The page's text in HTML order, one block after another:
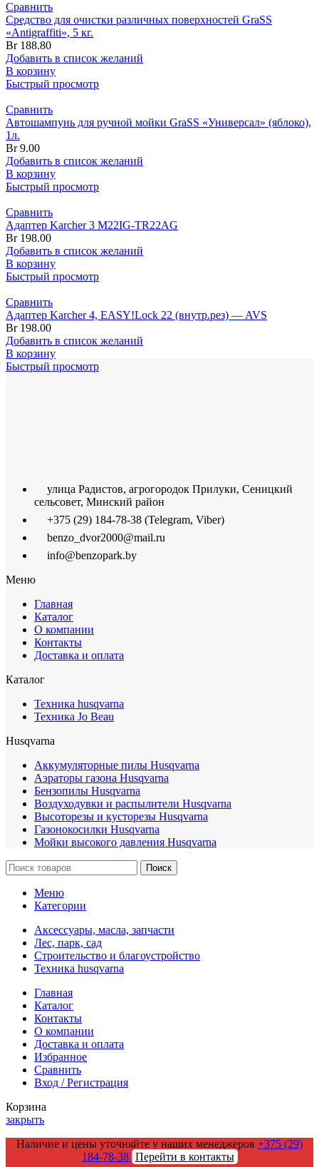
Сравнить
Средство для очистки различных поверхностей GraSS
«Antigraffiti», 5 кг.
Br188.80
Добавить в список желаний
В корзину
Быстрый просмотр
Сравнить
Автошампунь для ручной мойки GraSS «Универсал» (яблоко),
1л.
Br9.00
Добавить в список желаний
В корзину
Быстрый просмотр
Сравнить
Адаптер Karcher 3 M22IG-TR22AG
Br198.00
Добавить в список желаний
В корзину
Быстрый просмотр
Сравнить
Адаптер Karcher 4, EASY!Lock 22 (внутр.рез) — AVS
Br198.00
Добавить в список желаний
В корзину
Быстрый просмотр
улица Радистов, агрогородок Прилуки, Сеницкий
сельсовет, Минский район
+375 (29) 184-78-38 (Telegram, Viber)
benzo_dvor2000@mail.ru
info@benzopark.by
Меню
Главная
Каталог
О компании
Контакты
Доставка и оплата
Каталог
Техника husqvarna
Техника Jo Beau
Husqvarna
Аккумуляторные пилы Husqvarna
Аэраторы газона Husqvarna
Бензопилы Husqvarna
Воздуходувки и распылители Husqvarna
Высоторезы и кусторезы Husqvarna
Газонокосилки Husqvarna
Мойки высокого давления Husqvarna
Поиск
Меню
Категории
Аксессуары, масла, запчасти
Лес, парк, сад
Строительство и благоустройство
Техника husqvarna
Главная
Каталог
Контакты
О компании
Доставка и оплата
Избранное
Сравнить
Вход / Регистрация
Корзина
закрыть
Наличие и цены уточняйте у наших менеджеров +375 (29)
184-78-38 Перейти в контакты